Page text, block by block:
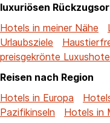
luxuriösen
Hotels in meiner Nähe
Urlaubsziele
preisgekrönte
Reisen nach Region
Hotels in Europa
Pazifikinseln
Hotels in